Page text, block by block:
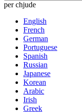
per chjude
English
French
German
Portuguese
Spanish
Russian
Japanese
Korean
Arabic
Irish
Greek